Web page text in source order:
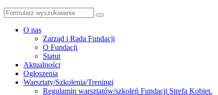
Szukaj
O nas
Zarząd i Rada Fundacji
O Fundacji
Statut
Aktualności
Ogłoszenia
Warsztaty/Szkolenia/Treningi
Regulamin warsztatów/szkoleń Fundacji Strefa Kobiet.